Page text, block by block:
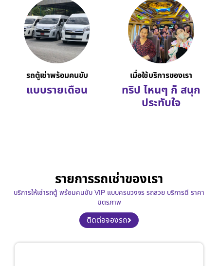
รถตู้เช่าพร้อมคนขับ
แบบรายเดือน
เมื่อใช้บริการของเรา
ทริป ไหนๆ ก็ สนุก
ประทับใจ
รายการรถเช่าของเรา
บริการให้เช่ารถตู้ พร้อมคนขับ VIP แบบครบวงจร รถสวย บริการดี ราคา
มิตรภาพ
ติดต่อจองรถ